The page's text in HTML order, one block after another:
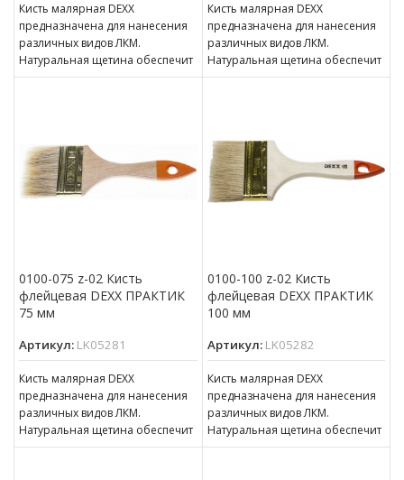
Кисть малярная DEXX
предназначена для нанесения
различных видов ЛКМ.
Натуральная щетина обеспечит
оптимальное нанесение
Кисть малярная DEXX
предназначена для нанесения
различных видов ЛКМ.
Натуральная щетина обеспечит
оптимальное нанесение
0100-075 z-02 Кисть
флейцевая DEXX ПРАКТИК
75 мм
Артикул: LK05281
Кисть малярная DEXX
предназначена для нанесения
различных видов ЛКМ.
Натуральная щетина обеспечит
оптимальное нанесение
0100-100 z-02 Кисть
флейцевая DEXX ПРАКТИК
100 мм
Артикул: LK05282
Кисть малярная DEXX
предназначена для нанесения
различных видов ЛКМ.
Натуральная щетина обеспечит
оптимальное нанесение